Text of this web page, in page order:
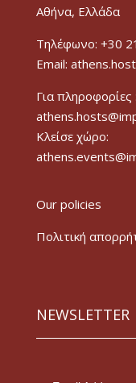
Αθήνα, Ελλάδα
Τηλέφωνο: +30
Email:
Για πληροφορίες :
Κλείσε χώρο:
Our policies
Πολιτική
NEWSLETTER